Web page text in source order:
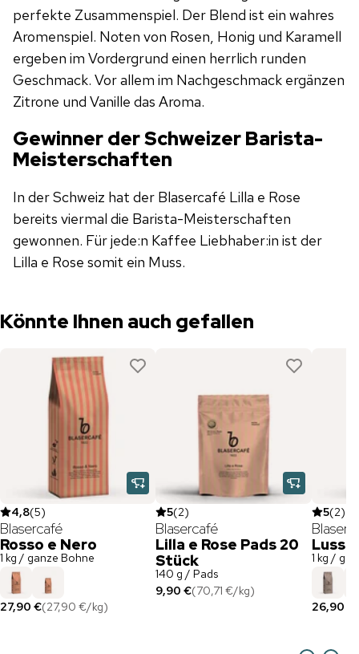
perfekte Zusammenspiel. Der Blend ist ein wahres
Aromenspiel. Noten von Rosen, Honig und Karamell
ergeben im Vordergrund einen herrlich runden
Geschmack. Vor allem im Nachgeschmack ergänzen
Zitrone und Vanille das Aroma.
Gewinner der Schweizer Barista-
Meisterschaften
In der Schweiz hat der Blasercafé Lilla e Rose
bereits viermal die Barista-Meisterschaften
gewonnen. Für jede:n Kaffee Liebhaber:in ist der
Lilla e Rose somit ein Muss.
Könnte Ihnen auch gefallen
4,8(5)
Blasercafé
Rosso e Nero
1 kg / ganze Bohne
27,90 €(27,90 €/kg)
5(2)
Blasercafé
Lilla e Rose Pads 20
Stück
140 g / Pads
9,90 €(70,71 €/kg)
5(2)
1 kg /
26,90 €